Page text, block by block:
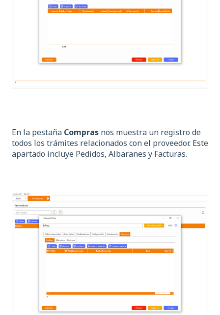
En la pestaña Compras nos muestra un registro de
todos los trámites relacionados con el proveedor. Este
apartado incluye Pedidos, Albaranes y Facturas.